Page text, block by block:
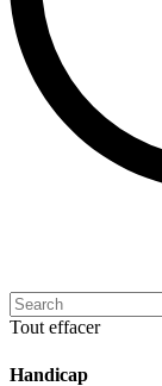
Tout effacer
Handicap